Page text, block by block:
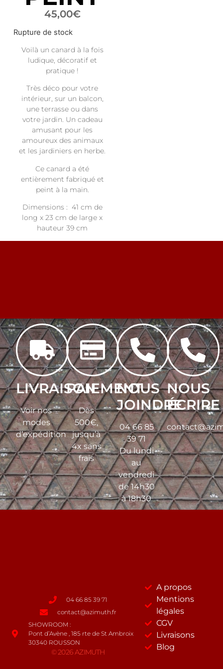
45,00€
Rupture de stock
Voilà un canard à la fois
ludique, décoratif et
pratique !
Très déco pour votre
intérieur, sur un balcon,
une terrasse ou dans
votre jardin. Un cadeau
amusant pour les
amoureux des animaux
et les jardiniers en herbe.
Ce canard a été
entièrement fabriqué et
peint à la main.
Dimensions : 41 cm de
long x 23 cm de large x
hauteur 39 cm
LIVRAISON
Voir nos
modes
d’expédition
PAIEMENT
Dès
500€,
jusqu’à
4x sans
frais
NOUS
JOINDRE
04 66 85
39 71
Du lundi
au
vendredi
de 14h30
à 18h30
NOUS
ÉCRIRE
04 66 85 39 71
contact@azimuth.fr
SHOWROOM :
Pont d’Avène , 185 rte de St Ambroix
30340 ROUSSON
© 2026 AZIMUTH
A propos
Mentions
légales
CGV
Livraisons
Blog